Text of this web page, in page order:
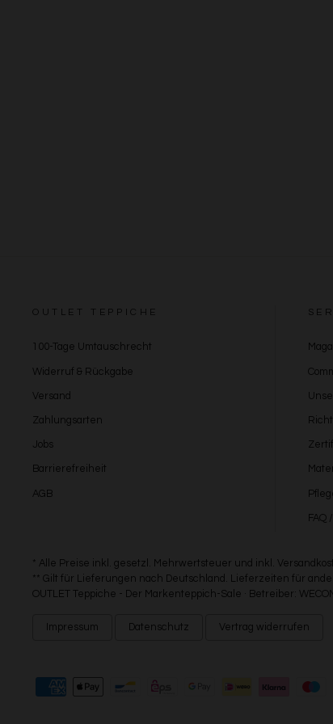
OUTLET TEPPICHE
100-Tage Umtauschrecht
Widerruf & Rückgabe
Versand
Zahlungsarten
Jobs
Barrierefreiheit
AGB
FAQ
* Alle Preise inkl. gesetzl. Mehrwertsteuer und inkl.
** Gilt für Lieferungen nach Deutschland. Lieferzeiten für
OUTLET Teppiche - Der Markenteppich-Sale · Betreiber:
Impressum Datenschutz Vertrag widerrufen